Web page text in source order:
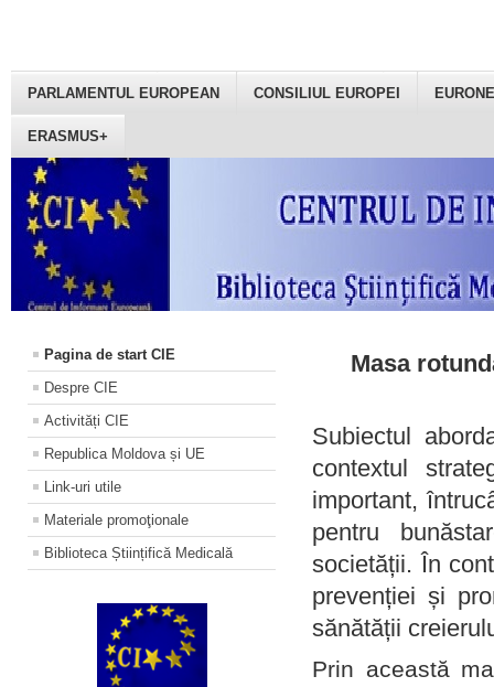
PARLAMENTUL EUROPEAN CONSILIUL EUROPEI
ERASMUS+
Pagina de start CIE
Despre CIE
Activități CIE
Republica Moldova și UE
Link-uri utile
Materiale promoţionale
Biblioteca Științifică Medicală
Masa
Subiectul
contextul
important,
pentru
societății. În
prevenției și
sănătății
Prin această